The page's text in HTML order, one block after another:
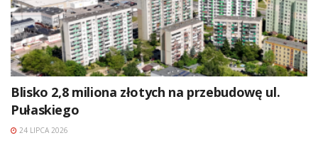
Blisko 2,8 miliona złotych na przebudowę ul.
Pułaskiego
24 LIPCA 2026